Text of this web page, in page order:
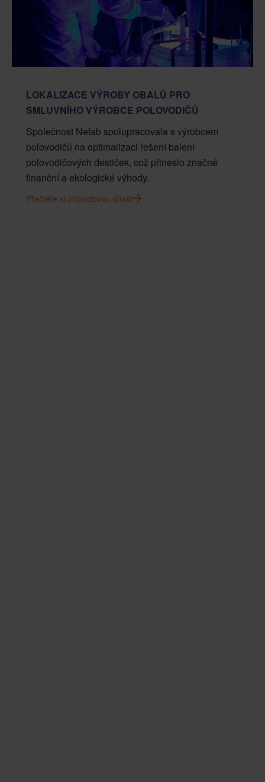
LOKALIZACE VÝROBY OBALŮ PRO
SMLUVNÍHO VÝROBCE POLOVODIČŮ
Společnost Nefab spolupracovala s výrobcem
polovodičů na optimalizaci řešení balení
polovodičových destiček, což přineslo značné
finanční a ekologické výhody.
Přečtěte si případovou studii